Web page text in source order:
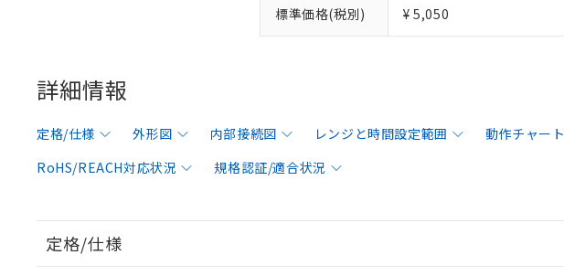
標準価格(税別) ¥ 5,050
詳細情報
定格/仕様 外形図 内部接続図 レンジと時間設定範囲 動作チャート
RoHS/REACH対応状況
規格認証/適合状況
定格/仕様